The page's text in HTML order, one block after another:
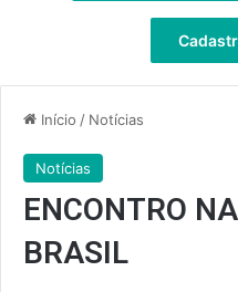
Início / Notícias
Notícias
ENCONTRO
BRASIL